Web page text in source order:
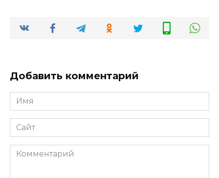
Добавить комментарий
Имя
*
Сайт
Комментарий